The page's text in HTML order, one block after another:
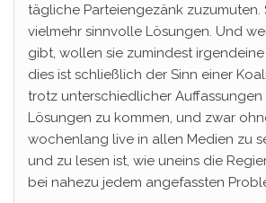
tägliche Parteiengezänk zuzumuten.
vielmehr sinnvolle Lösungen. Und
gibt, wollen sie zumindest
dies ist schließlich der Sinn einer
trotz unterschiedlicher Auffassungen
Lösungen zu kommen, und zwar
wochenlang live in allen Medien zu
und zu lesen ist, wie uneins die
bei nahezu jedem angefassten